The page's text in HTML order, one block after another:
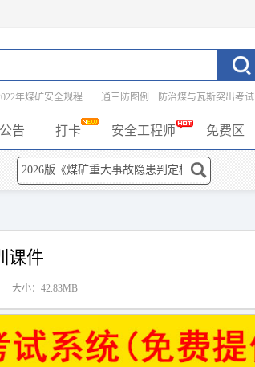
年煤矿安全规程 一通三防图例
防治煤与瓦斯突出考试
公告 打卡 安全工程师 免费区
课件
大小：42.83MB